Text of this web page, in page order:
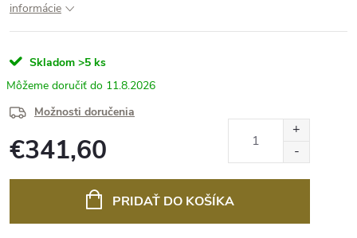
informácie
Skladom >5 ks
11.8.2026
Možnosti doručenia
€341,60
PRIDAŤ DO KOŠÍKA